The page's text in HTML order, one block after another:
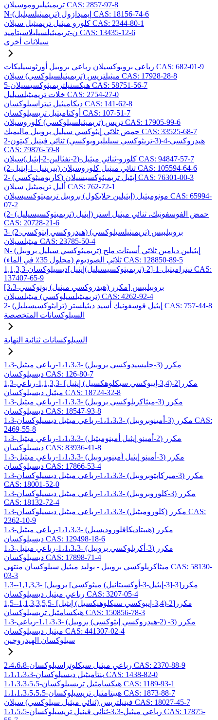
تريميثيلبروموسيلان CAS: 2857-97-8
N-(تريميثيلسيليل) إيميدازول CAS: 18156-74-6
كلورو ميثيل تريميثيل سيلان CAS: 2344-80-1
ن-تريميثيلسيليلاسيتاميد CAS: 13435-12-6
سيلانات أخرى
رباعي بروبوكسيلان رباعي بروبيل أورثوسيليكات CAS: 682-01-9
ميثيلتريس (تريميثيلسيلوكسي) سيلان CAS: 17928-28-8
5-هيكسنيلتريميثوكسيسيلان CAS: 58751-56-7
خلات تريميثيلسيليل CAS: 2754-27-0
ديكاميثيل تيتراسيلوكسان CAS: 141-62-8
أوكتاميثيل تريسيلوكسان CAS: 107-51-7
تريس (تريميثيلسيلوكسي) كلوروسيلان CAS: 17905-99-6
حمض ثلاثي إيثوكسي سيليل بروبيل ماليميك CAS: 33525-68-7
2-هيدروكسي-4-(3-تريثوكسي سيليلبروبوكسي) ثنائي فينيل كيتون
CAS: 79876-59-8
كلورو-ثنائي ميثيل-(2-نفثالين-2-إيثيل)سيلان CAS: 94847-57-7
(2-بيرينيل-1-إيثيل) ثنائي ميثيل كلوروسيلان CAS: 105594-64-6
2- (كاربوميثوكسي) إيثيل تريميثوكسيسيلان CAS: 76301-00-3
أليل تريميثيل سيلان CAS: 762-72-1
مونوميثيل (إيثيلين جلايكول) بروبيل تريميثوكسيسيلان CAS: 65994-
07-2
(2- (تريميثوكسيسيليل) إيثيل) حمض الفوسفونيك، ثنائي ميثيل استر
CAS: 20728-21-6
3- (2-هيدروكسي إيثوكسي) بروبيلبيس (تريميثيلسيلوكسي)
ميثيلسيلان CAS: 23785-50-4
N- (تريميثوكسي سيليل بروبيل) إيثيلين ديامين ثلاثي أسيتات ملح
ثلاثي الصوديوم (محلول 35٪ في الماء) CAS: 128850-89-5
1,1,3,3-تيتراميثيل-1-[2-(تريميثوكسيسيليل)إيثيل]ديسيلوكسان CAS:
137407-65-9
[3،3-مكرر (هيدروكسي ميثيل) بوتوكسي] بروبيلبيس
(تريميثيلسيلوكسي) ميثيلسيلان CAS: 4262-92-4
2- (ترايثوكسيسيليل) إيثيل فوسفونيك أسيد ديثيلستر CAS: 757-44-8
السيلوكسانات المتخصصة
السيلوكسانات ثنائية النهاية
1،3-مكرر (3-جليسيدوكسي بروبيل) -1،1،3،3-رباعي ميثيل
ديسيلوكسان CAS: 126-80-7
1,3-مكرر[2-(3,4-إيبوكسي سيكلوهكسيل) إيثيل] -1,1,3,3-رباعي
ميثيل ديسيلوكسان CAS: 18724-32-8
1،3-مكرر (3-ميثاكريلوكسي بروبيل) -1،1،3،3-رباعي ميثيل
ديسيلوكسان CAS: 18547-93-8
1،3-مكرر (3-أمينوبروبيل) -1،1،3،3-رباعي ميثيل ديسيلوكسان CAS:
2469-55-8
1،3-مكرر (2-أمينو إيثيل أمينوميثيل) -1،1،3،3-رباعي ميثيل
ديسيلوكسان CAS: 83936-41-8
1،3-مكرر (3-أمينو إيثيل أمينوبروبيل) -1،1،3،3-رباعي ميثيل
ديسيلوكسان CAS: 17866-53-4
1،3-مكرر (3-ميركابتوبروبيل) -1،1،3،3-رباعي ميثيل ديسيلوكسان
CAS: 18001-52-0
1،3-مكرر (3-كلوروبروبيل) -1،1،3،3-رباعي ميثيل ديسيلوكسان
CAS: 18132-72-4
1،3-مكرر (كلوروميثيل) -1،1،3،3-رباعي ميثيل ديسيلوكسان CAS:
2362-10-9
1،3-مكرر (هيبتاديكافلوروديسيل) -1،1،3،3-رباعي ميثيل
ديسيلوكسان CAS: 129498-18-6
1،3-مكرر (3-أكريلوكسي بروبيل) -1،1،3،3-رباعي ميثيل
ديسيلوكسان CAS: 17898-71-4
ميثاكريلوكسي بروبيل - بوليد ميثيل سيلوكسان منتهي CAS: 58130-
03-3
1,3-مكرر[3-[3-إيثيل-3-أوكسيتانيل) ميثوكسي] بروبيل] -1,1,3,3-
رباعي ميثيل ديسيلوكسان CAS: 3207-05-4
1,5-مكرر[2-(3,4-إيبوكسي سيكلوهيكسيل) إيثيل] -1,1,3,3,5,5-
هيكسامثيل تريسيلوكسان CAS: 150856-78-3
1،3-مكرر (3- (2-هيدروكسي إيثوكسي) بروبيل) -1،1،3،3-رباعي
ميثيل ديسيلوكسان CAS: 441307-02-4
سيلوكسان الهيدروجين
2،4،6،8-رباعي ميثيل سيكلوتراسيلوكسان CAS: 2370-88-9
1،1،1،3،3-بنتاميثيل ديسيلوكسان CAS: 1438-82-0
1،1،3،3،5،5-هيكسامثيل تريسيلوكسان CAS: 1189-93-1
1،1،1،3،5،5،5-هيبتامثيل تريسيلوكسان CAS: 1873-88-7
فينيلتريس (ثنائي ميثيل سيلوكسي) سيلان CAS: 18027-45-7
1،1،5،5-رباعي ميثيل-3،3-ثنائي فينيل تريسيلوكسان CAS: 17875-